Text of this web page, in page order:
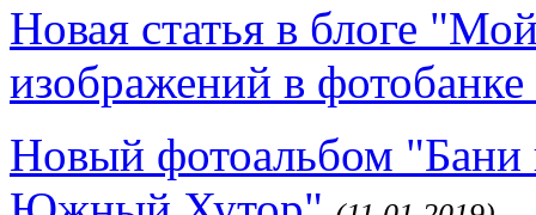
Новая статья в блоге
изображений в
Новый фотоальбом "Бани